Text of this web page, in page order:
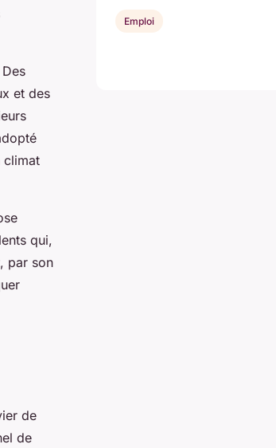
et des
climat
qui,
par son
de
de
Emploi